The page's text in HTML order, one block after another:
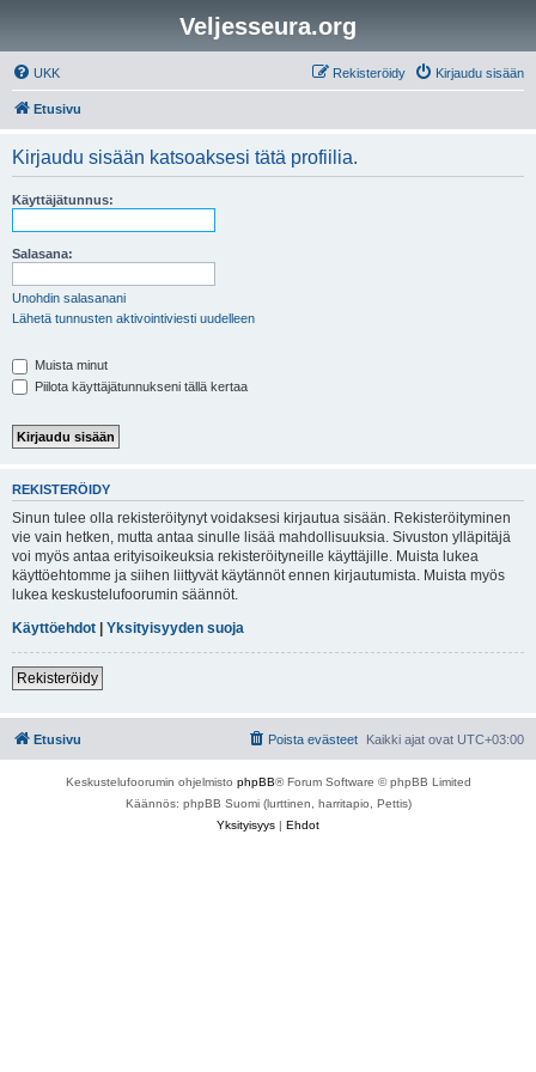
Veljesseura.org
UKK Kirjaudu sisään
Rekisteröidy
Etusivu
Kirjaudu sisään katsoaksesi tätä profiilia.
Käyttäjätunnus:
Salasana:
Unohdin salasanani
Lähetä tunnusten aktivointiviesti uudelleen
Muista minut
Piilota käyttäjätunnukseni tällä kertaa
REKISTERÖIDY
Sinun tulee olla rekisteröitynyt voidaksesi kirjautua sisään. Rekisteröityminen
vie vain hetken, mutta antaa sinulle lisää mahdollisuuksia. Sivuston ylläpitäjä
voi myös antaa erityisoikeuksia rekisteröityneille käyttäjille. Muista lukea
käyttöehtomme ja siihen liittyvät käytännöt ennen kirjautumista. Muista myös
lukea keskustelufoorumin säännöt.
Käyttöehdot | Yksityisyyden suoja
Rekisteröidy
Etusivu Kaikki ajat ovat UTC+03:00
Poista evästeet
Keskustelufoorumin ohjelmisto phpBB® Forum Software © phpBB Limited
Käännös: phpBB Suomi (lurttinen, harritapio, Pettis)
Yksityisyys | Ehdot